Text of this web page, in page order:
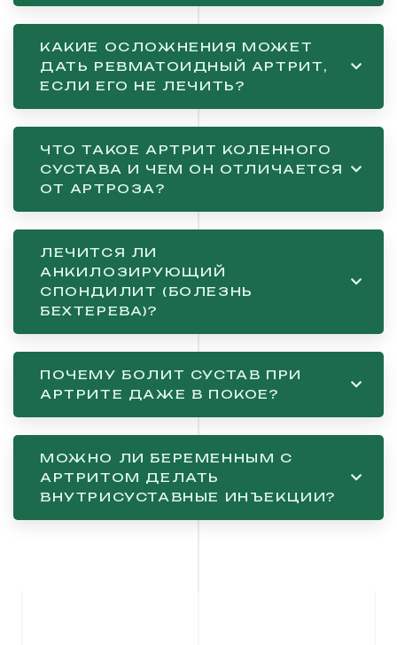
КАКИЕ ОСЛОЖНЕНИЯ МОЖЕТ
ДАТЬ РЕВМАТОИДНЫЙ АРТРИТ,
ЕСЛИ ЕГО НЕ ЛЕЧИТЬ?
ЧТО ТАКОЕ АРТРИТ КОЛЕННОГО
СУСТАВА И ЧЕМ ОН ОТЛИЧАЕТСЯ
ОТ АРТРОЗА?
ЛЕЧИТСЯ ЛИ
АНКИЛОЗИРУЮЩИЙ
СПОНДИЛИТ (БОЛЕЗНЬ
БЕХТЕРЕВА)?
ПОЧЕМУ БОЛИТ СУСТАВ ПРИ
АРТРИТЕ ДАЖЕ В ПОКОЕ?
МОЖНО ЛИ БЕРЕМЕННЫМ С
АРТРИТОМ ДЕЛАТЬ
ВНУТРИСУСТАВНЫЕ ИНЪЕКЦИИ?